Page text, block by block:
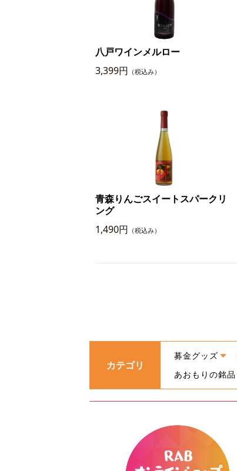
八戸ワインメルロー
3,399円 （税込み）
青森りんごスイートスパークリ
ング
1,490円 （税込み）
カテゴリ
募金グッズ
あおもりの銘品